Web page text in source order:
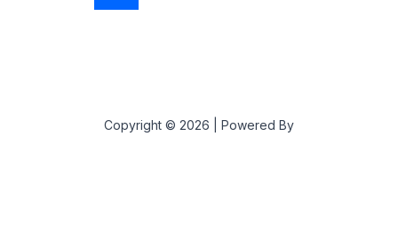
Copyright © 2026 | Powered By